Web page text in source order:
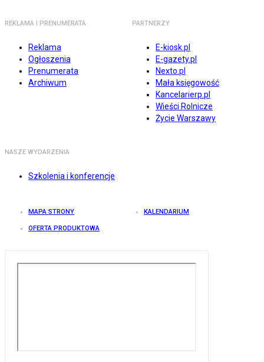
REKLAMA I PRENUMERATA
Reklama
Ogłoszenia
Prenumerata
Archiwum
PARTNERZY
E-kiosk.pl
E-gazety.pl
Nexto.pl
Mała księgowość
Kancelarierp.pl
Wieści Rolnicze
Życie Warszawy
NASZE WYDARZENIA
Szkolenia i konferencje
MAPA STRONY KALENDARIUM
OFERTA PRODUKTOWA